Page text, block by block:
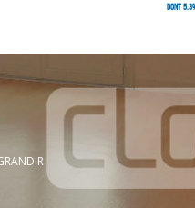
dont
CAILLIAU & LE GARO
| Forme juridique :